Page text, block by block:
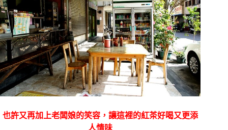
也許又再加上老闆娘的笑容，讓這裡的紅茶好喝又更添
人情味